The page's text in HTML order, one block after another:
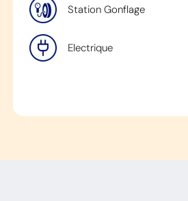
Station Gonflage
Electrique